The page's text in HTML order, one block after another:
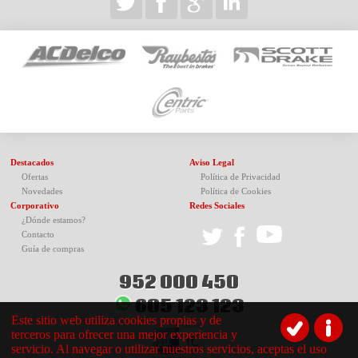
Destacados
Ofertas
Novedades
Corporativo
¿Dónde estamos?
Contacto
Guía de compras
Aviso Legal
Política de Privacidad
Política de Cookies
Redes Sociales
952 000 450
605 123 123
Este sitio web utiliza cookies propias y de
terceros para ofrecer una mejor experiencia y
servicio. Al navegar o utilizar nuestros servicios, aceptas el uso